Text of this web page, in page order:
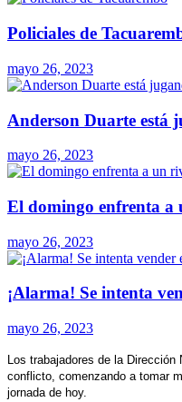
Policiales de
mayo 26, 2023
Anderson Duarte está
mayo 26, 2023
El domingo enfrenta a
mayo 26, 2023
¡Alarma! Se intenta
mayo 26, 2023
Los trabajadores de la
conflicto, comenzando a tomar
jornada de hoy.